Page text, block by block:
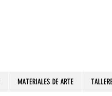
MATERIALES DE ARTE